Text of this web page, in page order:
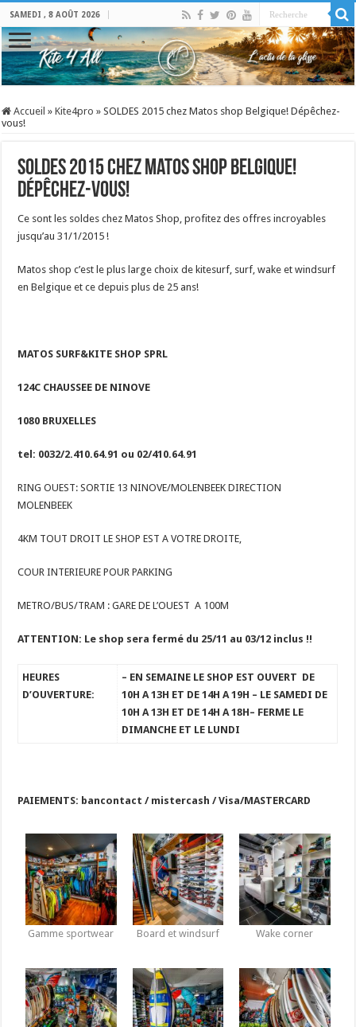
SAMEDI , 8 AOÛT 2026
Accueil » Kite4pro » SOLDES 2015 chez Matos shop Belgique! Dépêchez-
vous!
SOLDES 2015 chez Matos shop Belgique!
Dépêchez-vous!
Ce sont les soldes chez Matos Shop, profitez des offres incroyables
jusqu’au 31/1/2015 !
Matos shop c’est le plus large choix de kitesurf, surf, wake et windsurf
en Belgique et ce depuis plus de 25 ans!
MATOS SURF&KITE SHOP SPRL
124C CHAUSSEE DE NINOVE
1080 BRUXELLES
tel: 0032/2.410.64.91 ou 02/410.64.91
RING OUEST: SORTIE 13 NINOVE/MOLENBEEK DIRECTION
MOLENBEEK
4KM TOUT DROIT LE SHOP EST A VOTRE DROITE,
COUR INTERIEURE POUR PARKING
METRO/BUS/TRAM : GARE DE L’OUEST A 100M
ATTENTION: Le shop sera fermé du 25/11 au 03/12 inclus !!
HEURES
D’OUVERTURE:
– EN SEMAINE LE SHOP EST OUVERT DE
10H A 13H ET DE 14H A 19H – LE SAMEDI DE
10H A 13H ET DE 14H A 18H– FERME LE
DIMANCHE ET LE LUNDI
PAIEMENTS: bancontact / mistercash / Visa/MASTERCARD
Gamme sportwear Board et windsurf Wake corner